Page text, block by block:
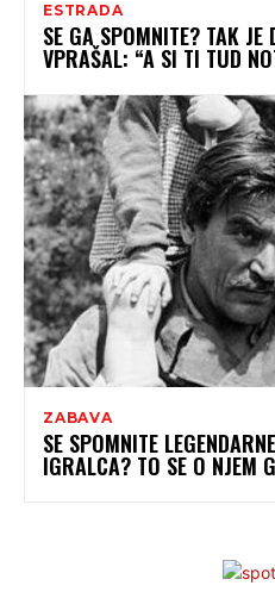
ESTRADA
SE GA SPOMNITE? TAK
VPRAŠAL: “A SI TI TUD
ZABAVA
SE SPOMNITE
IGRALCA? TO SE O NJEM